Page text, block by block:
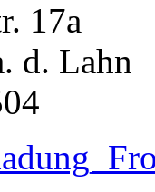
17a
d. Lahn